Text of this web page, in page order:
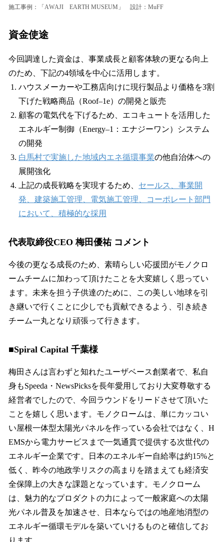
施工事例：「AWAJI EARTH MUSEUM」 設計：MuFF
資金使途
今回調達した資金は、事業成長と顧客体験の更なる向上
のため、下記の4領域を中心に活用します。
ハウスメーカーや工務店向けに現行製品より価格を3割
下げた戦略商品（Roof–1e）の開発と販売
顧客の電気代を下げるため、エコキュートを活用した
エネルギー制御（Energy–1：エナジーワン）システム
の開発
白馬村で実施した地域内エネ循環事業の他自治体への
展開強化
上記の成長戦略を実現するため、 セールス、事業開
発、建築施工管理、電気施工管理、コーポレート部門
において、積極的な採用
代表取締役CEO 梅田優祐 コメント
今後の更なる成長のため、素晴らしい応援団がモノクロ
ームチームに加わって頂けたことを大変嬉しく思ってい
ます。未来を担う子供達のために、この美しい地球を引
き継いで行くことに少しでも貢献できるよう、引き続き
チーム一丸となり頑張って行きます。
■Spiral Capital 千葉様
梅田さんは言わずと知れたユーザベース創業者で、私自
身もSpeeda・NewsPicksを長年愛用しており大変尊敬する
経営者でしたので、今回ラウンドをリードさせて頂いた
ことを嬉しく思います。モノクロームは、単にカッコい
い屋根一体型太陽光パネルを作っている会社ではなく、H
EMSから電力サービスまで一気通貫で提供する次世代の
エネルギー企業です。日本のエネルギー自給率は約15%と
低く、昨今の地政学リスクの高まりを踏まえても経済安
全保障上の大きな課題となっています。モノクローム
は、魅力的なプロダクトの力によって一般家庭への太陽
光パネル普及を加速させ、日本ならではの地産地消型の
エネルギー循環モデルを築いていけるものと確信してお
ります。